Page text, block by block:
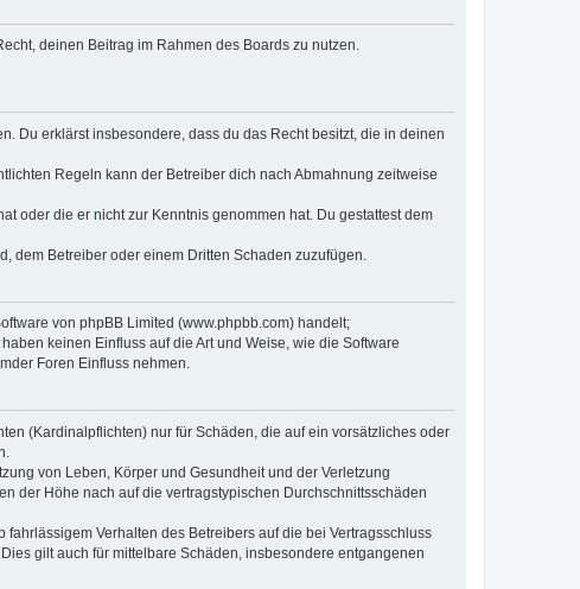
deinen Beitrag im Rahmen des Boards zu nutzen.
Du erklärst insbesondere, dass du das Recht besitzt, die in deinen
Regeln kann der Betreiber dich nach Abmahnung zeitweise
oder die er nicht zur Kenntnis genommen hat. Du gestattest dem
dem Betreiber oder einem Dritten Schaden zuzufügen.
von phpBB Limited (www.phpbb.com) handelt;
keinen Einfluss auf die Art und Weise, wie die Software
Foren Einfluss nehmen.
(Kardinalpflichten) nur für Schäden, die auf ein vorsätzliches oder
von Leben, Körper und Gesundheit und der Verletzung
der Höhe nach auf die vertragstypischen Durchschnittsschäden
Verhalten des Betreibers auf die bei Vertragsschluss
gilt auch für mittelbare Schäden, insbesondere entgangenen